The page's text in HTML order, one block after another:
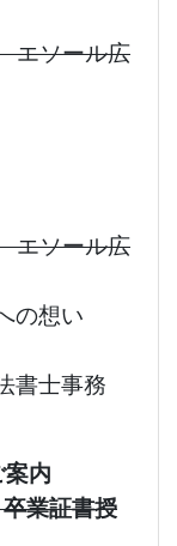
エソール広
エソール広
の想い
書士事務
内
業証書授